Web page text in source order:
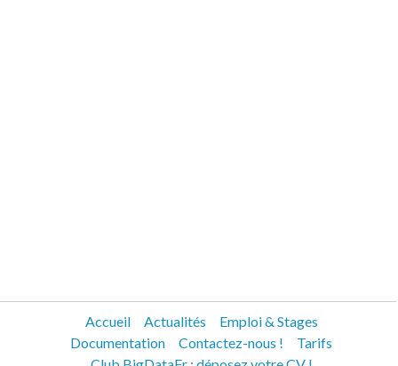
Accueil Actualités
Emploi & Stages
Documentation
Contactez-nous !
Tarifs